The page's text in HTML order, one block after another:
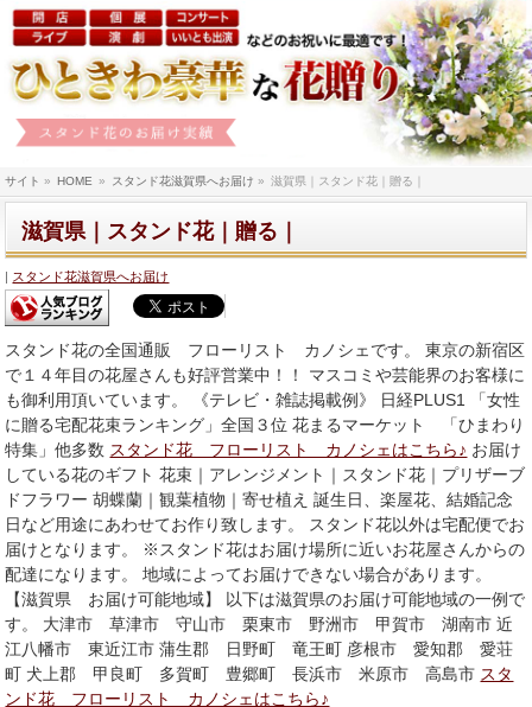
サイト » HOME » スタンド花滋賀県へお届け » 滋賀県｜スタンド花｜贈る｜
滋賀県｜スタンド花｜贈る｜
スタンド花滋賀県へお届け
スタンド花の全国通販 フローリスト カノシェです。 東京の新宿区
で１４年目の花屋さんも好評営業中！！ マスコミや芸能界のお客様に
も御利用頂いています。 《テレビ・雑誌掲載例》 日経PLUS1 「女性
に贈る宅配花束ランキング」全国３位 花まるマーケット 「ひまわり
特集」他多数 スタンド花 フローリスト カノシェはこちら♪ お届け
している花のギフト 花束｜アレンジメント｜スタンド花｜プリザーブ
ドフラワー 胡蝶蘭｜観葉植物｜寄せ植え 誕生日、楽屋花、結婚記念
日など用途にあわせてお作り致します。 スタンド花以外は宅配便でお
届けとなります。 ※スタンド花はお届け場所に近いお花屋さんからの
配達になります。 地域によってお届けできない場合があります。
【滋賀県 お届け可能地域】 以下は滋賀県のお届け可能地域の一例で
す。 大津市 草津市 守山市 栗東市 野洲市 甲賀市 湖南市 近
江八幡市 東近江市 蒲生郡 日野町 竜王町 彦根市 愛知郡 愛荘
町 犬上郡 甲良町 多賀町 豊郷町 長浜市 米原市 高島市 スタ
ンド花 フローリスト カノシェはこちら♪